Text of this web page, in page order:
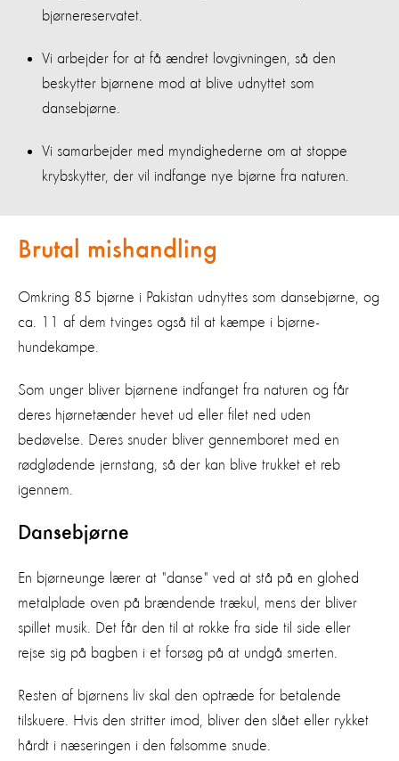
bjørnereservatet.
Vi arbejder for at få ændret lovgivningen, så den
beskytter bjørnene mod at blive udnyttet som
dansebjørne.
Vi samarbejder med myndighederne om at stoppe
krybskytter, der vil indfange nye bjørne fra naturen.
Brutal mishandling
Omkring 85 bjørne i Pakistan udnyttes som dansebjørne, og
ca. 11 af dem tvinges også til at kæmpe i bjørne-
hundekampe.
Som unger bliver bjørnene indfanget fra naturen og får
deres hjørnetænder hevet ud eller filet ned uden
bedøvelse. Deres snuder bliver gennemboret med en
rødglødende jernstang, så der kan blive trukket et reb
igennem.
Dansebjørne
En bjørneunge lærer at "danse" ved at stå på en glohed
metalplade oven på brændende trækul, mens der bliver
spillet musik. Det får den til at rokke fra side til side eller
rejse sig på bagben i et forsøg på at undgå smerten.
Resten af bjørnens liv skal den optræde for betalende
tilskuere. Hvis den stritter imod, bliver den slået eller rykket
hårdt i næseringen i den følsomme snude.